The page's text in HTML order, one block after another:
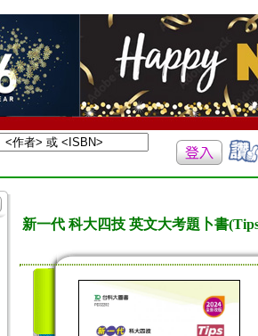
新一代 科大四技 英文大考題卜書